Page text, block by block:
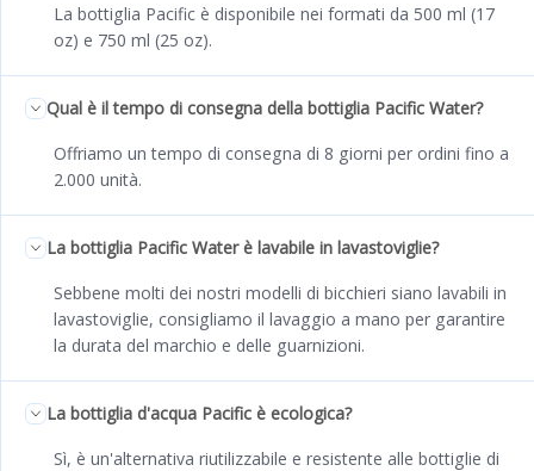
La bottiglia Pacific è disponibile nei formati da 500 ml (17
oz) e 750 ml (25 oz).
Qual è il tempo di consegna della bottiglia Pacific Water?
Offriamo un tempo di consegna di 8 giorni per ordini fino a
2.000 unità.
La bottiglia Pacific Water è lavabile in lavastoviglie?
Sebbene molti dei nostri modelli di bicchieri siano lavabili in
lavastoviglie, consigliamo il lavaggio a mano per garantire
la durata del marchio e delle guarnizioni.
La bottiglia d'acqua Pacific è ecologica?
Sì, è un'alternativa riutilizzabile e resistente alle bottiglie di